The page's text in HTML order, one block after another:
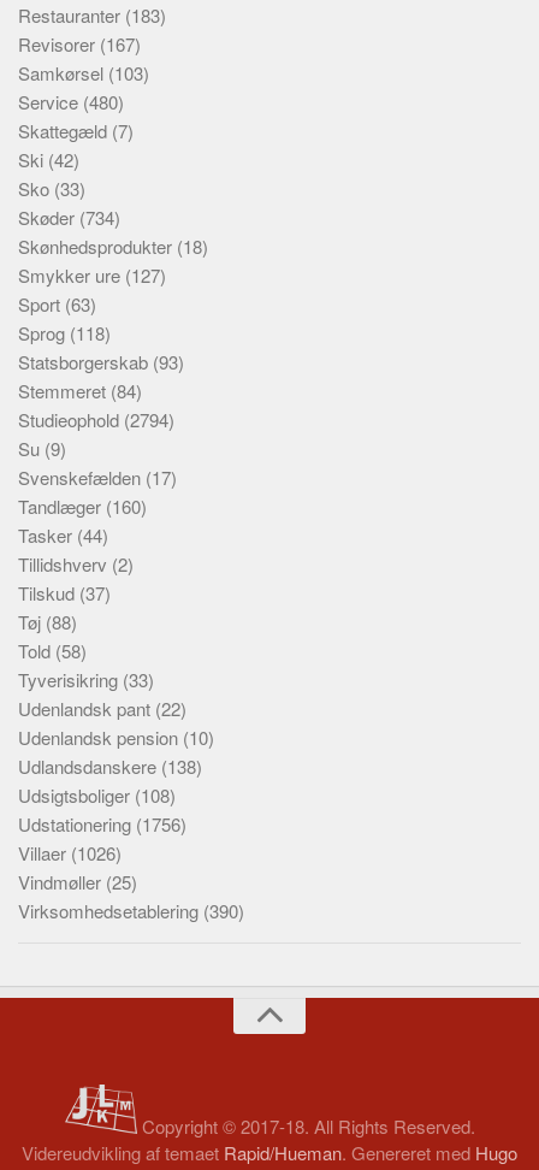
Restauranter (183)
Revisorer (167)
Samkørsel (103)
Service (480)
Skattegæld (7)
Ski (42)
Sko (33)
Skøder (734)
Skønhedsprodukter (18)
Smykker ure (127)
Sport (63)
Sprog (118)
Statsborgerskab (93)
Stemmeret (84)
Studieophold (2794)
Su (9)
Svenskefælden (17)
Tandlæger (160)
Tasker (44)
Tillidshverv (2)
Tilskud (37)
Tøj (88)
Told (58)
Tyverisikring (33)
Udenlandsk pant (22)
Udenlandsk pension (10)
Udlandsdanskere (138)
Udsigtsboliger (108)
Udstationering (1756)
Villaer (1026)
Vindmøller (25)
Virksomhedsetablering (390)
Copyright © 2017-18. All Rights Reserved.
Videreudvikling af temaet Rapid/Hueman. Genereret med Hugo